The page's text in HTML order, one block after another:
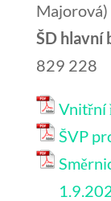
ŠD hlavní
829 228
Vnitřní
ŠVP